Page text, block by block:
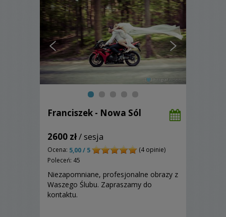
Franciszek - Nowa Sól
2600 zł/ sesja
Ocena: 5,00 / 5
(4 opinie)
Poleceń: 45
Niezapomniane, profesjonalne obrazy z
Waszego Ślubu. Zapraszamy do
kontaktu.